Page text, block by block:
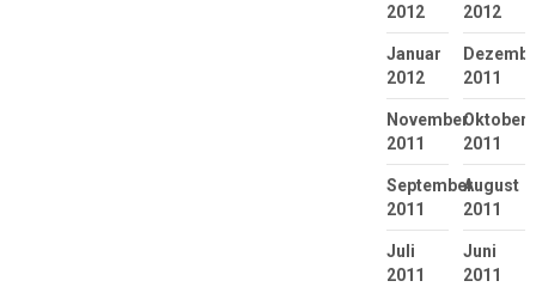
2012
2012
Januar
2012
2011
November
2011
Oktober
2011
September
2011
August
2011
Juli
2011
Juni
2011